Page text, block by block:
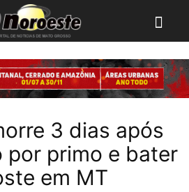
3 dias após
por primo e bater
em MT